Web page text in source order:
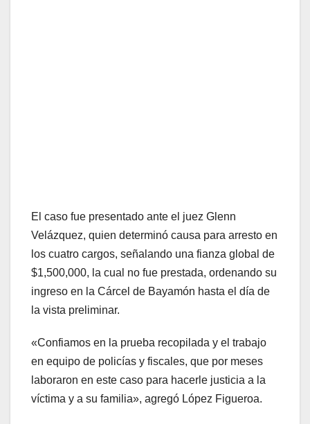
El caso fue presentado ante el juez Glenn
Velázquez, quien determinó causa para arresto en
los cuatro cargos, señalando una fianza global de
$1,500,000, la cual no fue prestada, ordenando su
ingreso en la Cárcel de Bayamón hasta el día de
la vista preliminar.
«Confiamos en la prueba recopilada y el trabajo
en equipo de policías y fiscales, que por meses
laboraron en este caso para hacerle justicia a la
víctima y a su familia», agregó López Figueroa.